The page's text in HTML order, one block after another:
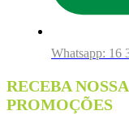
Whatsapp: 16
RECEBA
PROMOÇÕES